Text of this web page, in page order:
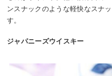
ンスナックのような軽快なスナ
す。
ジャパニーズウイスキー